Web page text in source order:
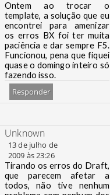
Ontem ao trocar o
template, a solução que eu
encontrei para amenizar
os erros BX foi ter muita
paciência e dar sempre F5.
Funcionou, pena que fiquei
quase o domingo inteiro só
fazendo isso.
Responder
Unknown
13 de julho de
2009 às 23:26
Tirando os erros do Draft,
que parecem afetar a
todos, não tive nenhum